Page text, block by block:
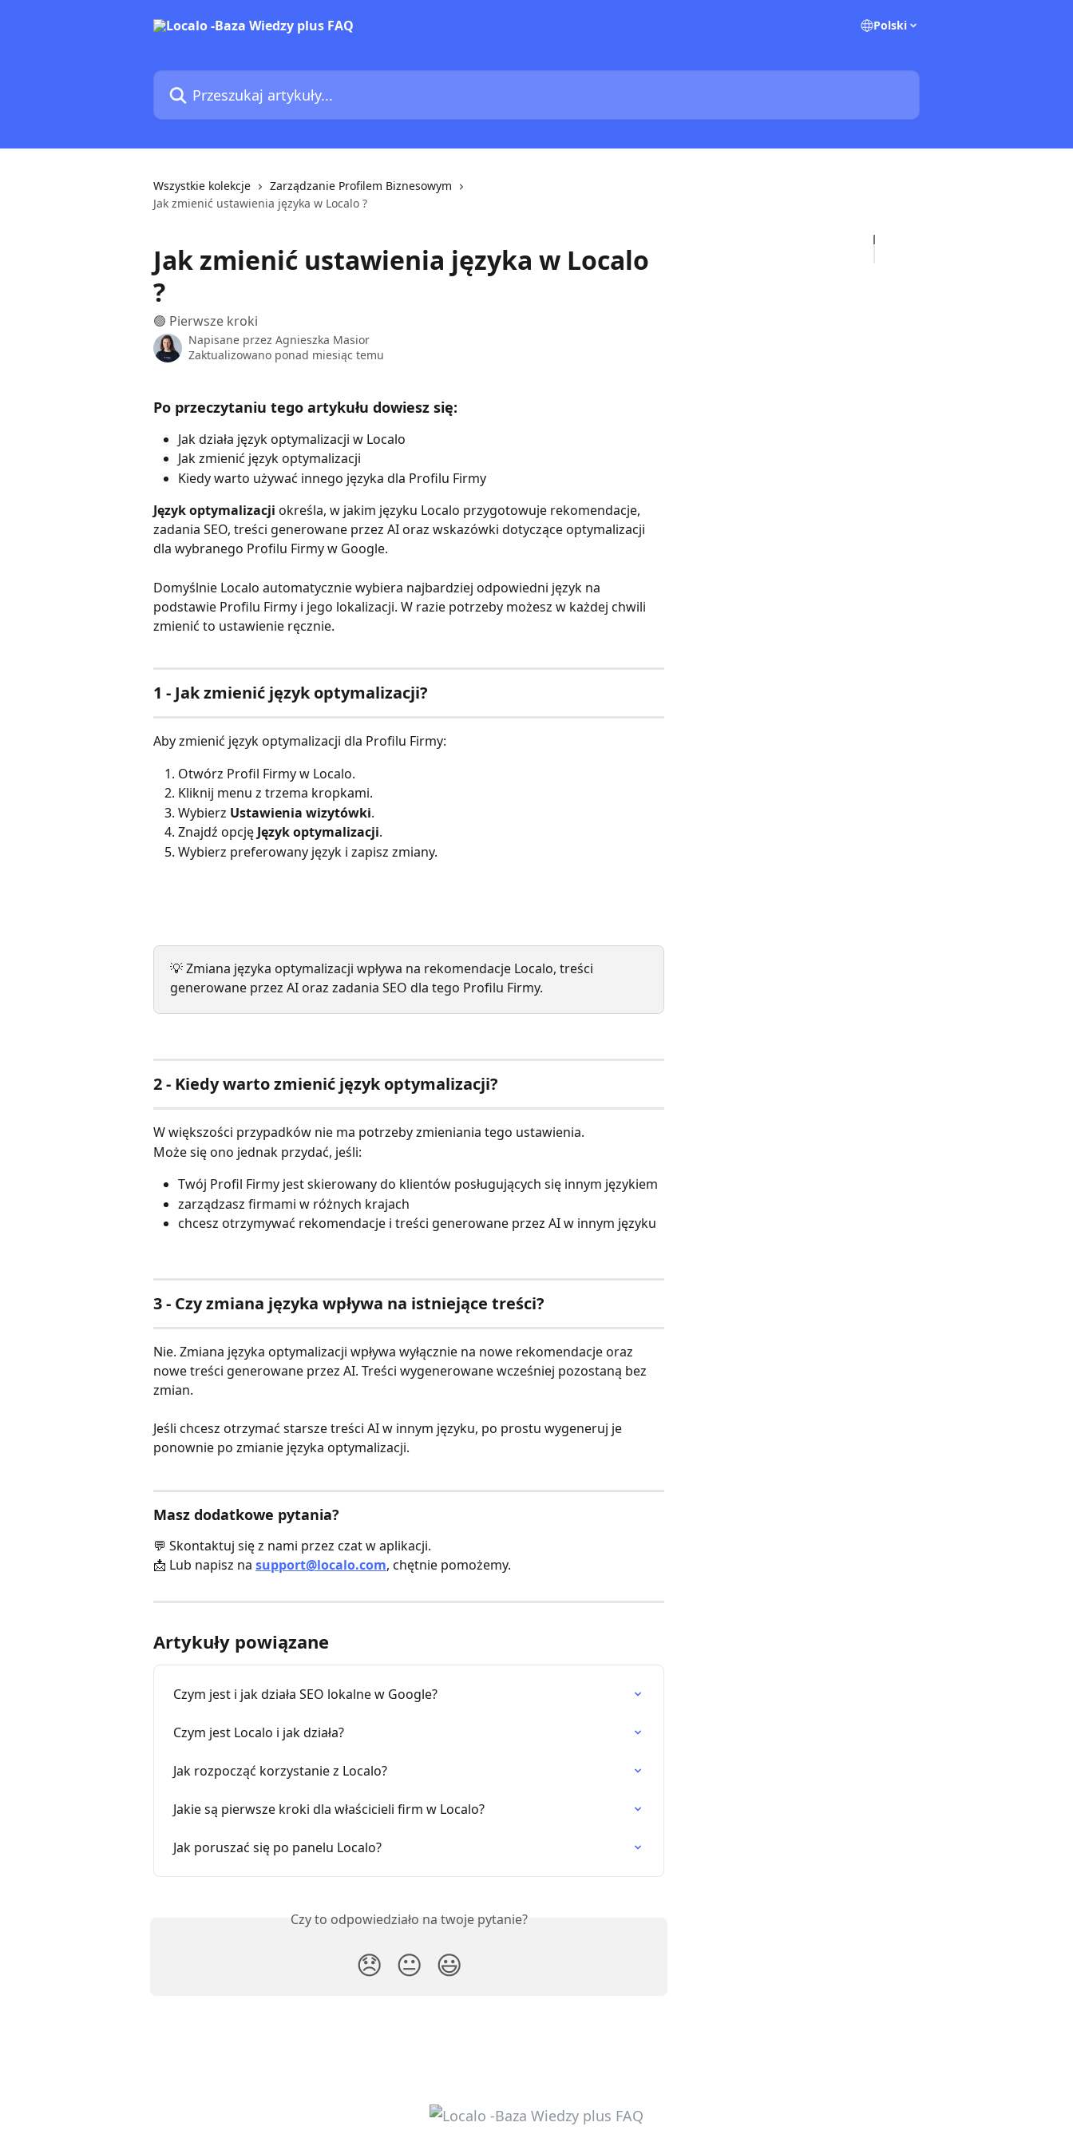
Polski
Przeszukaj artykuły...
Wszystkie kolekcje
Zarządzanie Profilem Biznesowym
Jak zmienić ustawienia języka w Localo ?
Jak zmienić ustawienia języka w Localo
?
🟢 Pierwsze kroki
Napisane przez Agnieszka Masior
Zaktualizowano ponad miesiąc temu
Po przeczytaniu tego artykułu dowiesz się:
Jak działa język optymalizacji w Localo
Jak zmienić język optymalizacji
Kiedy warto używać innego języka dla Profilu Firmy
Język optymalizacji określa, w jakim języku Localo przygotowuje rekomendacje,
zadania SEO, treści generowane przez AI oraz wskazówki dotyczące optymalizacji
dla wybranego Profilu Firmy w Google.
Domyślnie Localo automatycznie wybiera najbardziej odpowiedni język na
podstawie Profilu Firmy i jego lokalizacji. W razie potrzeby możesz w każdej chwili
zmienić to ustawienie ręcznie.
1 - Jak zmienić język optymalizacji?
Aby zmienić język optymalizacji dla Profilu Firmy:
Otwórz Profil Firmy w Localo.
Kliknij menu z trzema kropkami.
Wybierz Ustawienia wizytówki.
Znajdź opcję Język optymalizacji.
Wybierz preferowany język i zapisz zmiany.
💡 Zmiana języka optymalizacji wpływa na rekomendacje Localo, treści
generowane przez AI oraz zadania SEO dla tego Profilu Firmy.
2 - Kiedy warto zmienić język optymalizacji?
W większości przypadków nie ma potrzeby zmieniania tego ustawienia.
Może się ono jednak przydać, jeśli:
Twój Profil Firmy jest skierowany do klientów posługujących się innym językiem
zarządzasz firmami w różnych krajach
chcesz otrzymywać rekomendacje i treści generowane przez AI w innym języku
3 - Czy zmiana języka wpływa na istniejące treści?
Nie. Zmiana języka optymalizacji wpływa wyłącznie na nowe rekomendacje oraz
nowe treści generowane przez AI. Treści wygenerowane wcześniej pozostaną bez
zmian.
Jeśli chcesz otrzymać starsze treści AI w innym języku, po prostu wygeneruj je
ponownie po zmianie języka optymalizacji.
Masz dodatkowe pytania?
💬 Skontaktuj się z nami przez czat w aplikacji.
📩 Lub napisz na support@localo.com, chętnie pomożemy.
Artykuły powiązane
Czym jest i jak działa SEO lokalne w Google?
Czym jest Localo i jak działa?
Jak rozpocząć korzystanie z Localo?
Jakie są pierwsze kroki dla właścicieli firm w Localo?
Jak poruszać się po panelu Localo?
Czy to odpowiedziało na twoje pytanie?
😞 😐 😃